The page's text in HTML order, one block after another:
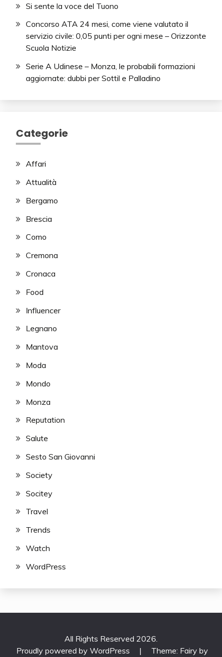
Si sente la voce del Tuono
Concorso ATA 24 mesi, come viene valutato il
servizio civile: 0,05 punti per ogni mese – Orizzonte
Scuola Notizie
Serie A Udinese – Monza, le probabili formazioni
aggiornate: dubbi per Sottil e Palladino
Categorie
Affari
Attualità
Bergamo
Brescia
Como
Cremona
Cronaca
Food
Influencer
Legnano
Mantova
Moda
Mondo
Monza
Reputation
Salute
Sesto San Giovanni
Society
Socitey
Travel
Trends
Watch
WordPress
All Rights Reserved 2026.
Proudly powered by WordPress
| Theme: Fairy by